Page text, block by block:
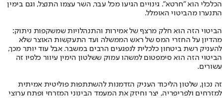
הכלכלי הוא "חרטא". גינויים הגיעו מכל עבר, השר עצמו התנצל, וגם בימין
התנערו מהביטוי האומלל.
הביטוי הזה הוא חלק מרצף של אמירות והתנהלויות שמשקפות ניתוק:
מהדיון על החזרי המס של ראש הממשלה ועד התעקשות האוצר שלא
להעניק רשת ביטחון כלכלית לנפגעים הרבים במשבר. אבל עוד יותר מכך,
הביטוי הזה הוא סימפטום למשהו עמוק ששלטון הימין עיוור כלפיו זה
עשורים.
זה נכון, שלטון הליכוד העניק הזדמנות להשתתפות פוליטית אמיתית
למזרחים ולפריפריה, יצר וחיזק את המעמד הבינוני המזרחי ופתח ערוצי